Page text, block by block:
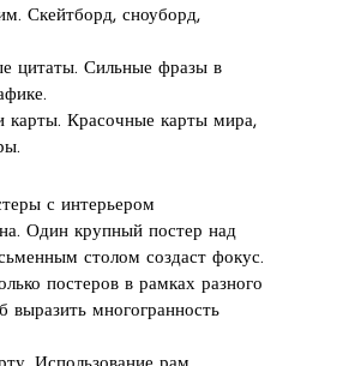
Скейтборд, сноуборд,
цитаты. Сильные фразы в
карты. Красочные карты мира,
с интерьером
Один крупный постер над
столом создаст фокус.
постеров в рамках разного
выразить многогранность